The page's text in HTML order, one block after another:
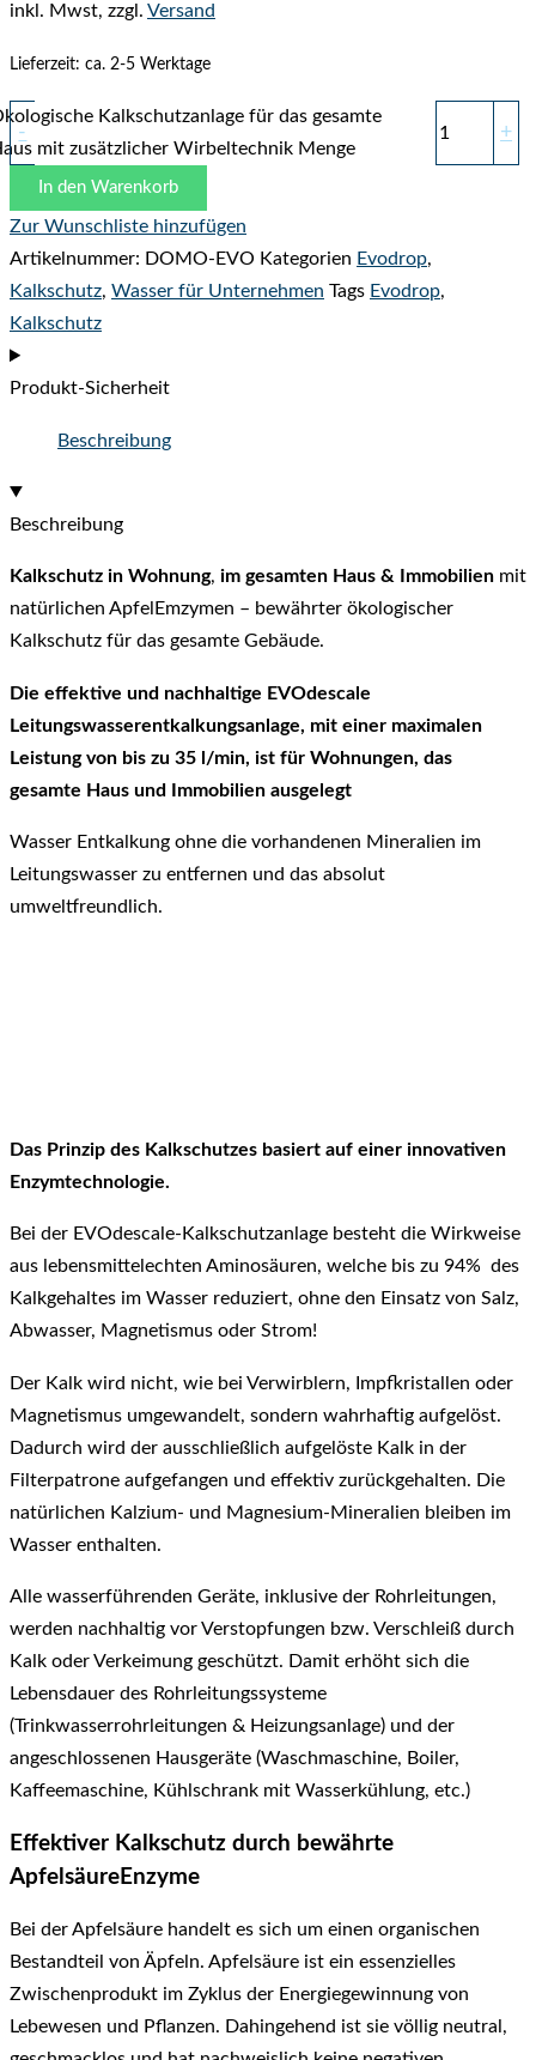
inkl. Mwst, zzgl. Versand
Lieferzeit: ca. 2-5 Werktage
-
Kalkschutzanlage für das gesamte
mit zusätzlicher Wirbeltechnik Menge
+
In den Warenkorb
Zur Wunschliste hinzufügen
Artikelnummer: DOMO-EVO Kategorien Evodrop,
Kalkschutz, Wasser für Unternehmen Tags Evodrop,
Kalkschutz
Produkt-Sicherheit
Beschreibung
Beschreibung
Kalkschutz in Wohnung, im gesamten Haus & Immobilien mit
natürlichen ApfelEmzymen – bewährter ökologischer
Kalkschutz für das gesamte Gebäude.
Die effektive und nachhaltige EVOdescale
Leitungswasserentkalkungsanlage, mit einer maximalen
Leistung von bis zu 35 l/min, ist für Wohnungen, das
gesamte Haus und Immobilien ausgelegt
Wasser Entkalkung ohne die vorhandenen Mineralien im
Leitungswasser zu entfernen und das absolut
umweltfreundlich.
Das Prinzip des Kalkschutzes basiert auf einer innovativen
Enzymtechnologie.
Bei der EVOdescale-Kalkschutzanlage besteht die Wirkweise
aus lebensmittelechten Aminosäuren, welche bis zu 94% des
Kalkgehaltes im Wasser reduziert, ohne den Einsatz von Salz,
Abwasser, Magnetismus oder Strom!
Der Kalk wird nicht, wie bei Verwirblern, Impfkristallen oder
Magnetismus umgewandelt, sondern wahrhaftig aufgelöst.
Dadurch wird der ausschließlich aufgelöste Kalk in der
Filterpatrone aufgefangen und effektiv zurückgehalten. Die
natürlichen Kalzium- und Magnesium-Mineralien bleiben im
Wasser enthalten.
Alle wasserführenden Geräte, inklusive der Rohrleitungen,
werden nachhaltig vor Verstopfungen bzw. Verschleiß durch
Kalk oder Verkeimung geschützt. Damit erhöht sich die
Lebensdauer des Rohrleitungssysteme
(Trinkwasserrohrleitungen & Heizungsanlage) und der
angeschlossenen Hausgeräte (Waschmaschine, Boiler,
Kaffeemaschine, Kühlschrank mit Wasserkühlung, etc.)
Effektiver Kalkschutz durch bewährte
ApfelsäureEnzyme
Bei der Apfelsäure handelt es sich um einen organischen
Bestandteil von Äpfeln. Apfelsäure ist ein essenzielles
Zwischenprodukt im Zyklus der Energiegewinnung von
Lebewesen und Pflanzen. Dahingehend ist sie völlig neutral,